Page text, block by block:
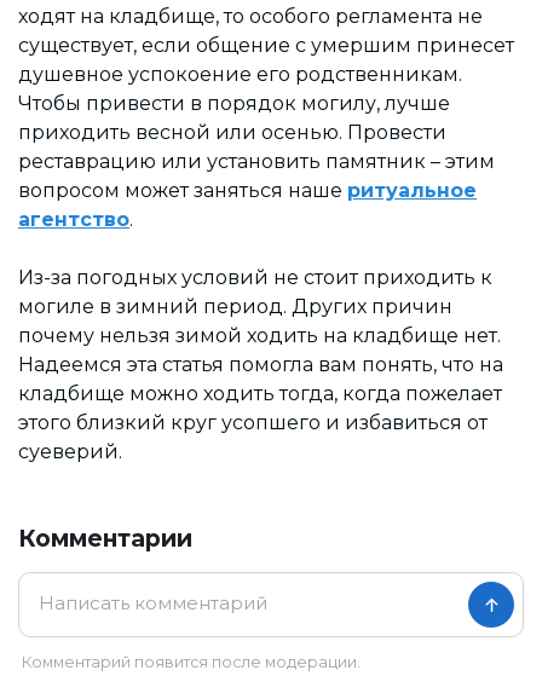
ходят на кладбище, то особого регламента не
существует, если общение с умершим принесет
душевное успокоение его родственникам.
Чтобы привести в порядок могилу, лучше
приходить весной или осенью. Провести
реставрацию или установить памятник – этим
вопросом может заняться наше ритуальное
агентство.
Из-за погодных условий не стоит приходить к
могиле в зимний период. Других причин
почему нельзя зимой ходить на кладбище нет.
Надеемся эта статья помогла вам понять, что на
кладбище можно ходить тогда, когда пожелает
этого близкий круг усопшего и избавиться от
суеверий.
Комментарии
Комментарий появится после модерации.